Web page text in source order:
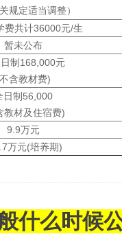
规定适当调整）
费共计36000元/生
暂未公布
制168,000元
含教材费)
日制56,000
教材及住宿费)
9.9万元
万元(培养期)
什么时候